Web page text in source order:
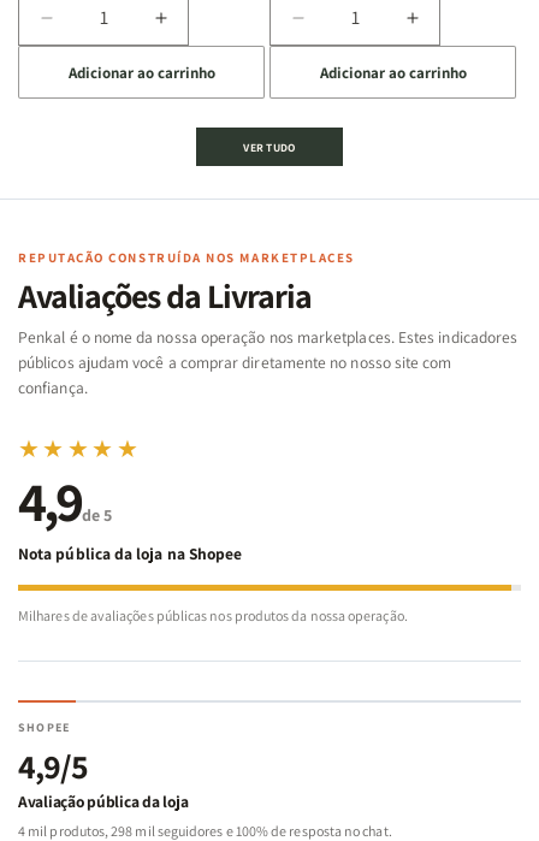
Diminuir
a
quantidade
de
Cartas
Famílias
Bíblia
-
Penkal
Aumentar
a
quantidade
de
Jogo
Cartas
Famílias
da
Bíblia
-
Penkal
Adicionar ao carrinho
Diminuir
a
quantidade
de
Jogo
|
de
Aumentar
a
quantidade
de
|
Adicionar ao carrinho
VER TUDO
REPUTAÇÃO CONSTRUÍDA NOS MARKETPLACES
Avaliações da Livraria
Penkal é o nome da nossa operação nos marketplaces. Estes indicadores
públicos ajudam você a comprar diretamente no nosso site com
confiança.
★★★★★
4,9de 5
Nota pública da loja na Shopee
Milhares de avaliações públicas nos produtos da nossa operação.
SHOPEE
4,9/5
Avaliação pública da loja
4 mil produtos, 298 mil seguidores e 100% de resposta no chat.